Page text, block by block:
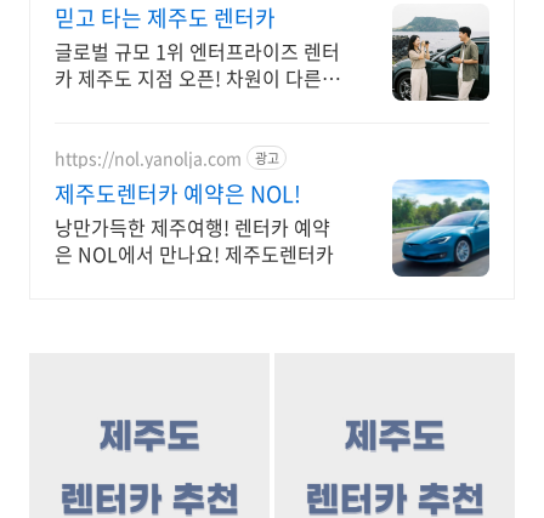
믿고 타는 제주도 렌터카
글로벌 규모 1위 엔터프라이즈 렌터
카 제주도 지점 오픈! 차원이 다른
https://nol.yanolja.com 광고
제주도렌터카 예약은 NOL!
낭만가득한 제주여행! 렌터카 예약
은 NOL에서 만나요! 제주도렌터카